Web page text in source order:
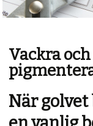
Vackra
När golvet